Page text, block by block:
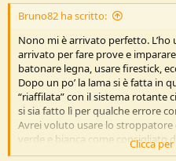
Bruno82 ha scritto:
Nono mi è arrivato perfetto.
arrivato per fare prove e
batonare legna, usare firestick,
Dopo un po’ la lama si è fatta in
“riaffilata” con il sistema rotante
si sia fatto lì per qualche errore
Avrei voluto usare lo stroppatore
verde e bianca come consigliato
ma non mi sono ancora arrivati.
Clicca